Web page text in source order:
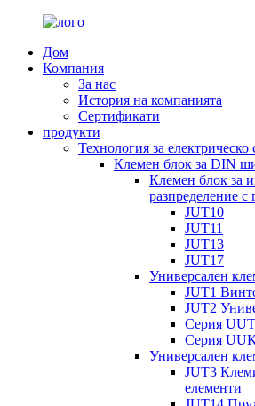
Дом
Компания
За нас
История на компанията
Сертификати
продукти
Технология за електрическо
Клемен блок за DIN
Клемен блок за
разпределение с
JUT10
JUT11
JUT13
JUT17
Универсален
JUT1
JUT2
Серия
Серия
Универсален
JUT3
елементи